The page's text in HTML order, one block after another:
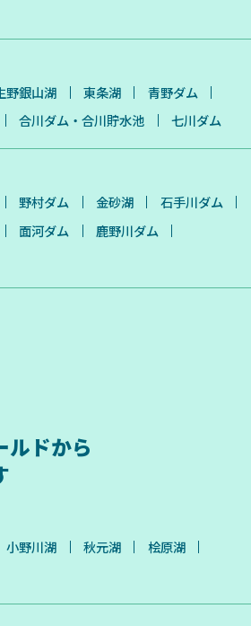
野銀山湖 東条湖
青野ダム
合川ダム・合川貯水池 七川ダム
野村ダム 金砂湖
石手川ダム
面河ダム
鹿野川ダム
ルドから
小野川湖 秋元湖
桧原湖